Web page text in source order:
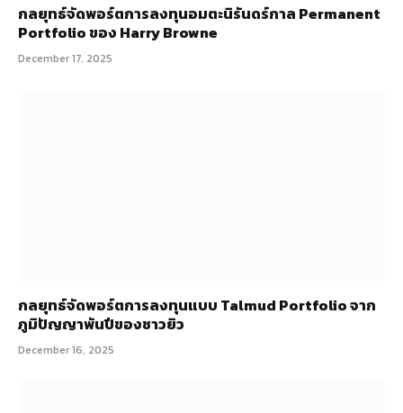
กลยุทธ์​จัดพอร์ตการลงทุนอมตะนิรันดร์กาล Permanent
Portfolio ของ Harry Browne
December 17, 2025
กลยุทธ์จัดพอร์ตการลงทุนแบบ Talmud Portfolio จาก
ภูมิปัญญาพันปีของชาวยิว
December 16, 2025